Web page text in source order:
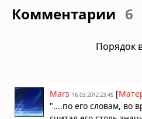
Комментарии 6
Порядок
Mars 16.03.2012 23:45 [
"....по его словам, во